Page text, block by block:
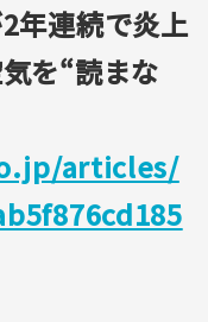
年連続で炎上
を“読まな
articles/